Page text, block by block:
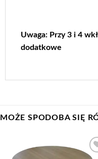
Uwaga: Przy 3 i 4
dodatkowe
MOŻE SPODOBA SIĘ